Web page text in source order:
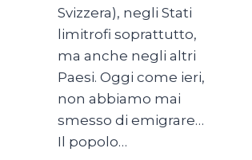
Svizzera), negli Stati
limitrofi soprattutto,
ma anche negli altri
Paesi. Oggi come ieri,
non abbiamo mai
smesso di emigrare…
Il popolo…